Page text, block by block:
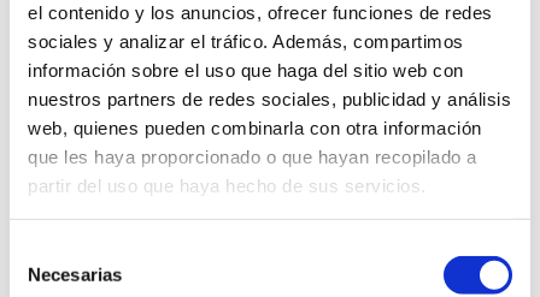
el contenido y los anuncios, ofrecer funciones de redes
sociales y analizar el tráfico. Además, compartimos
información sobre el uso que haga del sitio web con
nuestros partners de redes sociales, publicidad y análisis
web, quienes pueden combinarla con otra información
que les haya proporcionado o que hayan recopilado a
partir del uso que haya hecho de sus servicios.
Necesarias